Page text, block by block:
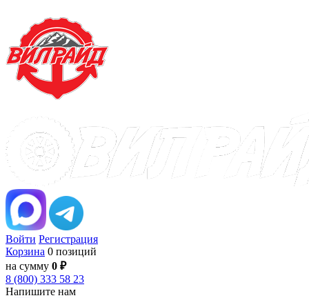
Войти Регистрация
Корзина 0 позиций
на сумму 0 ₽
8 (800) 333 58 23
Напишите нам